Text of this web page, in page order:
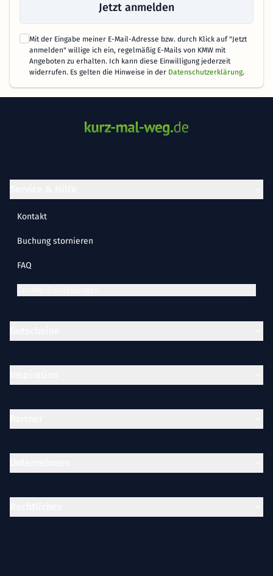
Jetzt anmelden
Mit der Eingabe meiner E-Mail-Adresse bzw. durch Klick auf "Jetzt
anmelden" willige ich ein, regelmäßig E-Mails von KMW mit
Angeboten zu erhalten. Ich kann diese Einwilligung jederzeit
widerrufen. Es gelten die Hinweise in der Datenschutzerklärung.
Kontakt
Buchung stornieren
FAQ